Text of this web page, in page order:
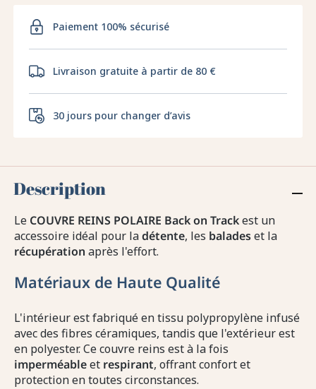
Paiement 100% sécurisé
Livraison gratuite à partir de 80 €
30 jours pour changer d’avis
Description
Le COUVRE REINS POLAIRE Back on Trackest un
accessoire idéal pour ladétente, les baladeset la
récupération après l'effort.
Matériaux de Haute Qualité
L'intérieur est fabriqué en tissu polypropylène infusé
avec des fibres céramiques, tandis que l'extérieur est
en polyester. Ce couvre reins est à la fois
imperméableet respirant, offrant confort et
protection en toutes circonstances.